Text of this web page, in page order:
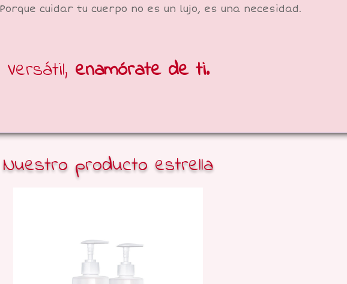
cuidar tu cuerpo no es un lujo, es una necesidad.
Versátil, enamórate de ti.
Nuestro producto estrella